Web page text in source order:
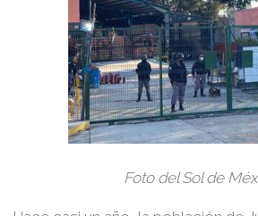
Foto del Sol de